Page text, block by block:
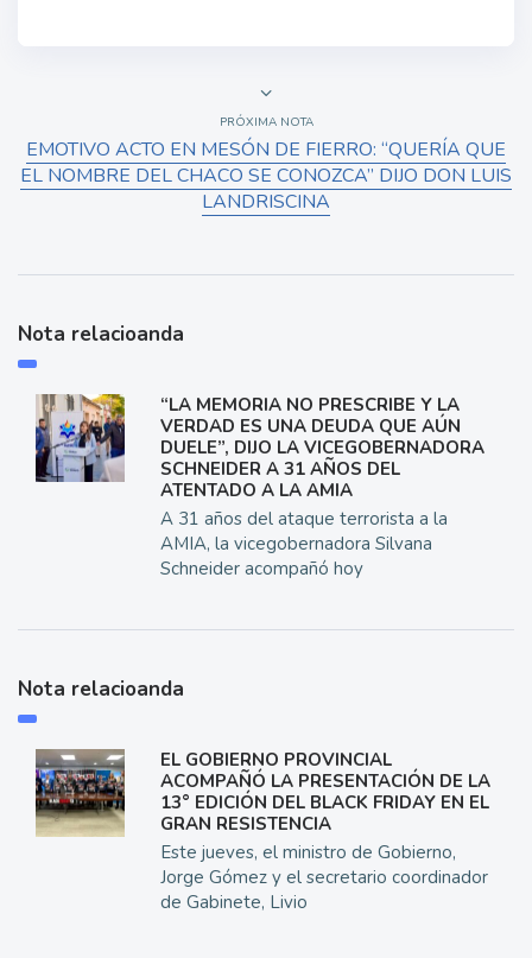
PRÓXIMA NOTA
EMOTIVO ACTO EN MESÓN DE FIERRO: “QUERÍA QUE
EL NOMBRE DEL CHACO SE CONOZCA” DIJO DON LUIS
LANDRISCINA
Nota relacioanda
“LA MEMORIA NO PRESCRIBE Y LA
VERDAD ES UNA DEUDA QUE AÚN
DUELE”, DIJO LA VICEGOBERNADORA
SCHNEIDER A 31 AÑOS DEL
ATENTADO A LA AMIA
A 31 años del ataque terrorista a la
AMIA, la vicegobernadora Silvana
Schneider acompañó hoy
Nota relacioanda
EL GOBIERNO PROVINCIAL
ACOMPAÑÓ LA PRESENTACIÓN DE LA
13° EDICIÓN DEL BLACK FRIDAY EN EL
GRAN RESISTENCIA
Este jueves, el ministro de Gobierno,
Jorge Gómez y el secretario coordinador
de Gabinete, Livio